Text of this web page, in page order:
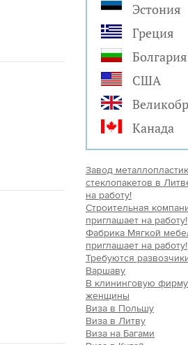
Эстония
Греция
Болгария
США
Канада
Завод
стеклопакетов в
на работу!
Строительная
приглашает на работу!
Фабрика Мягкой
приглашает на работу!
Требуются
Варшаву
В клининговую
женщины
Виза в Польшу
Виза в Литву
Виза на Багами